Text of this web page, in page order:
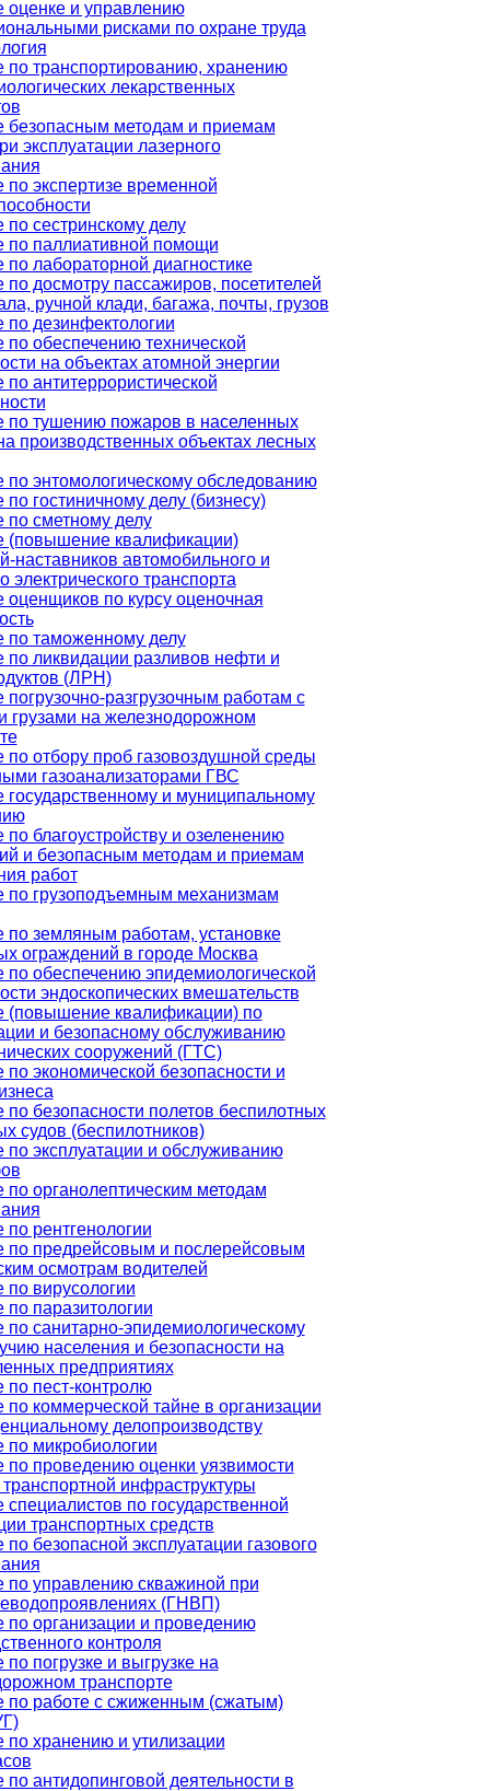
оценке и управлению
рисками по охране труда
по транспортированию, хранению
лекарственных
безопасным методам и приемам
эксплуатации лазерного
по экспертизе временной
по сестринскому делу
по паллиативной помощи
по лабораторной диагностике
по досмотру пассажиров, посетителей
ручной клади, багажа, почты, грузов
по дезинфектологии
по обеспечению технической
на объектах атомной энергии
антитеррористической
по тушению пожаров в населенных
производственных объектах лесных
по энтомологическому обследованию
гостиничному делу (бизнесу)
по сметному делу
(повышение квалификации)
наставников автомобильного и
электрического транспорта
оценщиков по курсу оценочная
по таможенному делу
по ликвидации разливов нефти и
(ЛРН)
погрузочно-разгрузочным работам с
грузами на железнодорожном
по отбору проб газовоздушной среды
газоанализаторами ГВС
государственному и муниципальному
благоустройству и озеленению
и безопасным методам и приемам
работ
по грузоподъемным механизмам
по земляным работам, установке
ограждений в городе Москва
по обеспечению эпидемиологической
эндоскопических вмешательств
(повышение квалификации) по
и безопасному обслуживанию
сооружений (ГТС)
экономической безопасности и
по безопасности полетов беспилотных
судов (беспилотников)
по эксплуатации и обслуживанию
по органолептическим методам
рентгенологии
по предрейсовым и послерейсовым
осмотрам водителей
по вирусологии
по паразитологии
по санитарно-эпидемиологическому
населения и безопасности на
предприятиях
по пест-контролю
по коммерческой тайне в организации
делопроизводству
по микробиологии
по проведению оценки уязвимости
инфраструктуры
по государственной
транспортных средств
безопасной эксплуатации газового
по управлению скважиной при
(ГНВП)
по организации и проведению
контроля
погрузке и выгрузке на
транспорте
по работе с сжиженным (сжатым)
по хранению и утилизации
антидопинговой деятельности в